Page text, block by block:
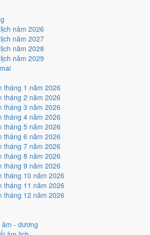
năm 2026
năm 2027
năm 2028
năm 2029
tháng 1 năm 2026
tháng 2 năm 2026
tháng 3 năm 2026
tháng 4 năm 2026
tháng 5 năm 2026
tháng 6 năm 2026
tháng 7 năm 2026
tháng 8 năm 2026
tháng 9 năm 2026
tháng 10 năm 2026
tháng 11 năm 2026
tháng 12 năm 2026
- dương
ước hôm nay ở
Đạo, nhưng Trực Bế kéo giảm điểm.
tốt
công
hôm nay ở
Đạo, nhưng Trực Bế kéo giảm điểm.
tốt
nhà mới
nhà mới hôm nay ở
Đạo, nhưng Trực Bế và Sao Ngưu kéo
tốt
hôm nay ởmức trung bình (4/10)
tốt
xa